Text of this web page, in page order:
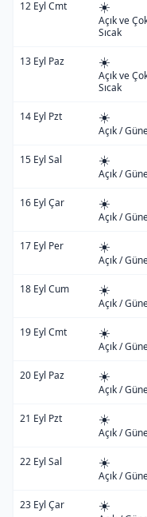
12 Eyl Cmt ☀️
Açık ve
Sıcak
13 Eyl Paz ☀️
Açık ve
Sıcak
14 Eyl Pzt ☀️
Açık /
15 Eyl Sal ☀️
Açık /
16 Eyl Çar ☀️
Açık /
17 Eyl Per ☀️
Açık /
18 Eyl Cum ☀️
Açık /
19 Eyl Cmt ☀️
Açık /
20 Eyl Paz ☀️
Açık /
21 Eyl Pzt ☀️
Açık /
22 Eyl Sal ☀️
Açık /
23 Eyl Çar ☀️